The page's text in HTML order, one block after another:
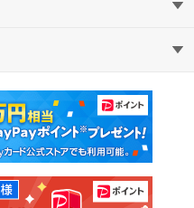
中古マンション
中古一戸建て
土地
教えて！住まいの先生